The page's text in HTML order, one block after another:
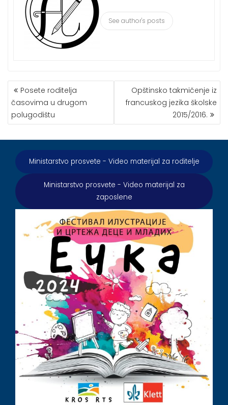
See author's posts
КРЕТАЊЕ
ЧЛАНКА
Posete roditelja
časovima u drugom
polugodištu
Opštinsko takmičenje iz
francuskog jezika školske
2015/2016.
Ministarstvo prosvete - Video materijal za roditelje
Ministarstvo prosvete - Video materijal za
zaposlene